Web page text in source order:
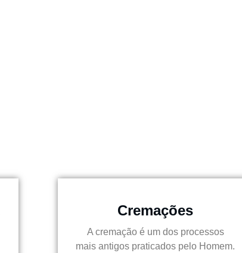
Cremações
A cremação é um dos processos
mais antigos praticados pelo Homem.